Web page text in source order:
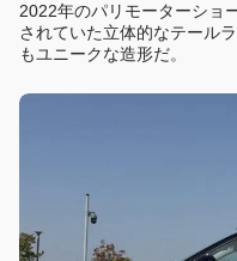
2022年のパリモーターショ
されていた立体的なテール
もユニークな造形だ。